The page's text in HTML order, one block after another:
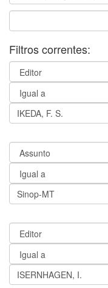
Filtros correntes: